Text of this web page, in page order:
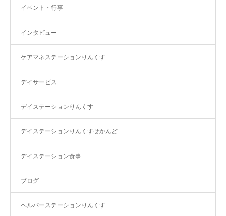
イベント・行事
インタビュー
ケアマネステーションりんくす
デイサービス
デイステーションりんくす
デイステーションりんくすせかんど
デイステーション食事
ブログ
ヘルパーステーションりんくす